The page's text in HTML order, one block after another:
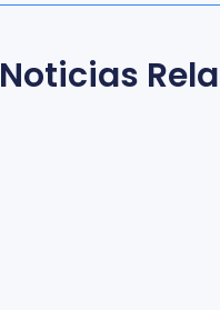
Noticias